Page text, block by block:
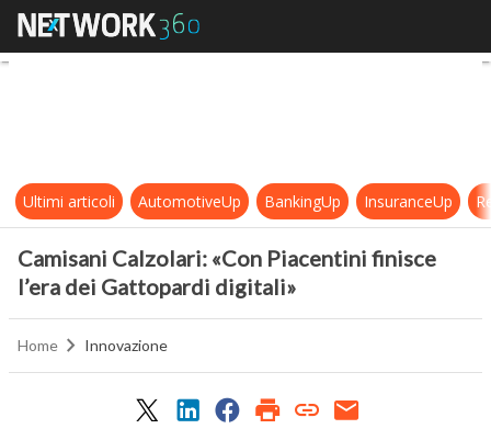
Camisani Calzolari: «Con
Ultimi articoli AutomotiveUp BankingUp InsuranceUp
Camisani Calzolari: «Con Piacentini finisce
l’era dei Gattopardi digitali»
Home Innovazione